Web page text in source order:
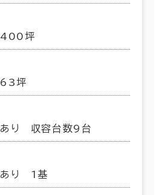
400坪
63坪
あり 収容台数9台
あり 1基